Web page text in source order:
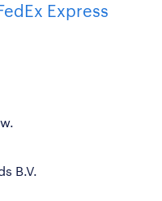
Express
B.V.